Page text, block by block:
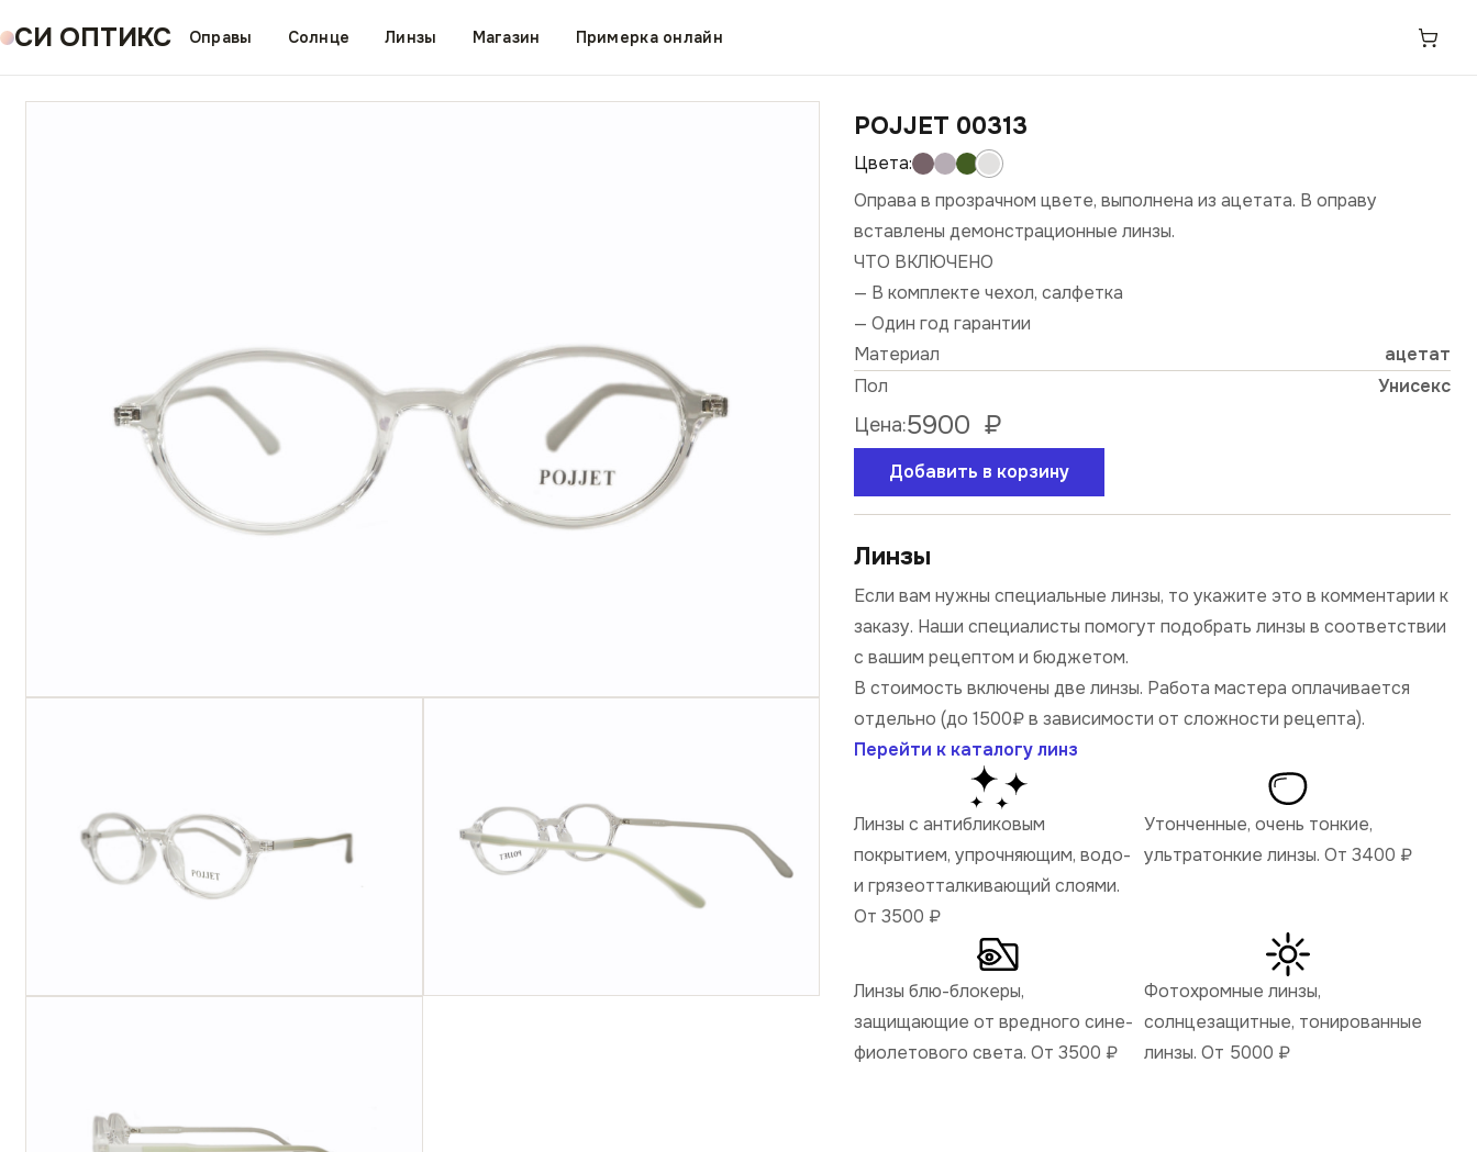
СИ ОПТИКС Оправы Солнце Линзы Магазин Примерка онлайн
POJJET 00313
Оправа в прозрачном цвете, выполнена из ацетата. В оправу
вставлены демонстрационные линзы.
ЧТО ВКЛЮЧЕНО
— В комплекте чехол, салфетка
— Один год гарантии
Материал
ацетат
Пол
Унисекс
Цена:5900 ₽
Добавить в корзину
Линзы
Если вам нужны специальные линзы, то укажите это в комментарии к
заказу. Наши специалисты помогут подобрать линзы в соответствии
с вашим рецептом и бюджетом.
В стоимость включены две линзы. Работа мастера оплачивается
отдельно (до 1500₽ в зависимости от сложности рецепта).
Перейти к каталогу линз
Линзы с антибликовым
покрытием, упрочняющим, водо-
и грязеотталкивающий слоями.
От 3500 ₽
Утонченные, очень тонкие,
ультратонкие линзы. От 3400 ₽
Линзы блю-блокеры,
защищающие от вредного сине-
фиолетового света. От 3500 ₽
Фотохромные линзы,
солнцезащитные, тонированные
линзы. От 5000 ₽